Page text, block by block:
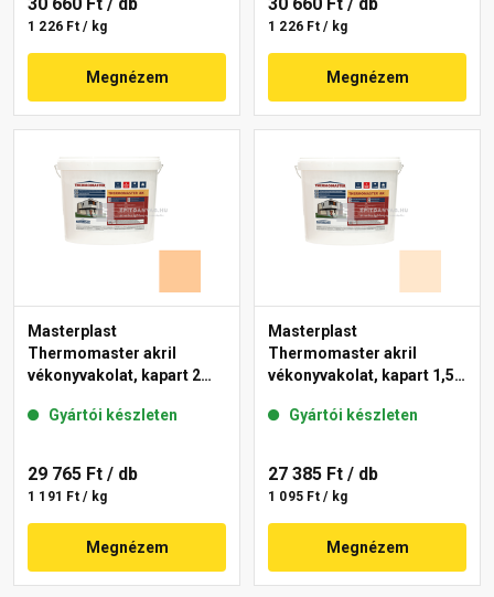
1 226 Ft / kg
Megnézem
1 226 Ft / kg
Megnézem
Masterplast
Thermomaster akril
vékonyvakolat, kapart 2
Gyártói készleten
29 765 Ft / db
1 191 Ft / kg
Megnézem
Masterplast
Thermomaster akril
vékonyvakolat, kapart 1,5
Gyártói készleten
27 385 Ft / db
1 095 Ft / kg
Megnézem